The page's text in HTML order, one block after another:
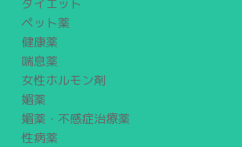
ダイエット
ペット薬
健康薬
喘息薬
女性ホルモン剤
媚薬
媚薬・不感症治療薬
性病薬